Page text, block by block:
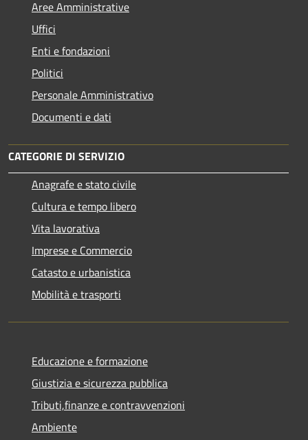
Aree Amministrative
Uffici
Enti e fondazioni
Politici
Personale Amministrativo
Documenti e dati
CATEGORIE DI SERVIZIO
Anagrafe e stato civile
Cultura e tempo libero
Vita lavorativa
Imprese e Commercio
Catasto e urbanistica
Mobilità e trasporti
Educazione e formazione
Giustizia e sicurezza pubblica
Tributi,finanze e contravvenzioni
Ambiente